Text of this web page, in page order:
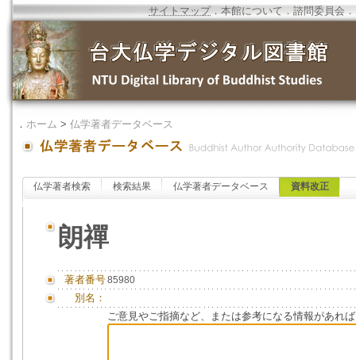
サイトマップ．本館について ．諮問委員会 ．
． ホーム > 仏学著者データベース
仏学著者検索 検索結果 仏学著者データベース 資料改正
朗禪
著者番号85980
別名：
ご意見やご指摘など、または参考になる情報があれ